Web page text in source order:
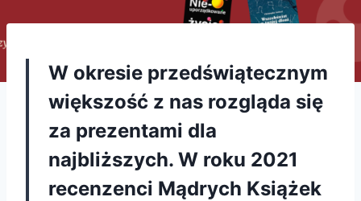
W okresie przedświątecznym
większość z nas rozgląda się
za prezentami dla
najbliższych. W roku 2021
recenzenci Mądrych Książek